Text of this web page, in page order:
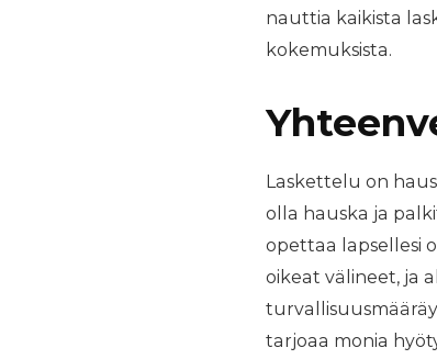
nauttia kaikista
kokemuksista.
Laskettelu on
olla hauska ja
opettaa lapsellesi
oikeat välineet, ja
tarjoaa monia